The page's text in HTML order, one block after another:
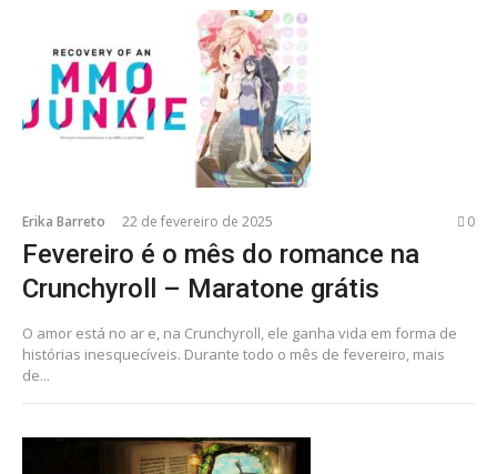
Erika Barreto 22 de fevereiro de 2025 0
Fevereiro é o mês do romance na
Crunchyroll – Maratone grátis
O amor está no ar e, na Crunchyroll, ele ganha vida em forma de
histórias inesquecíveis. Durante todo o mês de fevereiro, mais
de...